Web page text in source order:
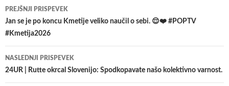
Krmarjenje
po
prispevkih
PREJŠNJI PRISPEVEK
Jan se je po koncu Kmetije veliko naučil o sebi. 😌❤️ #POPTV
#Kmetija2026
NASLEDNJI PRISPEVEK
24UR | Rutte okrcal Slovenijo: Spodkopavate našo kolektivno varnost.